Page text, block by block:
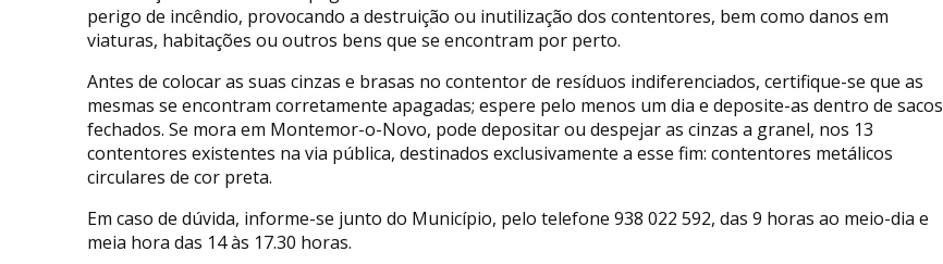
perigo de incêndio, provocando a destruição ou inutilização dos contentores, bem como danos em
viaturas, habitações ou outros bens que se encontram por perto.
Antes de colocar as suas cinzas e brasas no contentor de resíduos indiferenciados, certifique-se que as
mesmas se encontram corretamente apagadas; espere pelo menos um dia e deposite-as dentro de sacos
fechados. Se mora em Montemor-o-Novo, pode depositar ou despejar as cinzas a granel, nos 13
contentores existentes na via pública, destinados exclusivamente a esse fim: contentores metálicos
circulares de cor preta.
Em caso de dúvida, informe-se junto do Município, pelo telefone 938 022 592, das 9 horas ao meio-dia e
meia hora das 14 às 17.30 horas.